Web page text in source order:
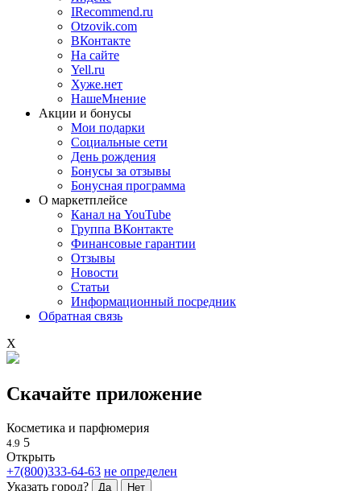
IRecommend.ru
Otzovik.com
ВКонтакте
На сайте
Yell.ru
Хуже.нет
НашеМнение
Акции и бонусы
Мои подарки
Социальные сети
День рождения
Бонусы за отзывы
Бонусная программа
О маркетплейсе
Канал на YouTube
Группа ВКонтакте
Финансовые гарантии
Отзывы
Новости
Статьи
Информационный посредник
Обратная связь
X
Скачайте приложение
Косметика и парфюмерия
4.9 5
Открыть
+7(800)333-64-63 не определен
Указать город?
Да Нет